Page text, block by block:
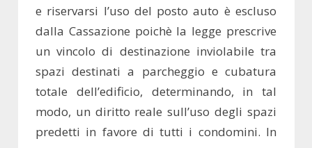
e riservarsi l’uso del posto auto è escluso
dalla Cassazione poichè la legge prescrive
un vincolo di destinazione inviolabile tra
spazi destinati a parcheggio e cubatura
totale dell’edificio, determinando, in tal
modo, un diritto reale sull’uso degli spazi
predetti in favore di tutti i condomini. In